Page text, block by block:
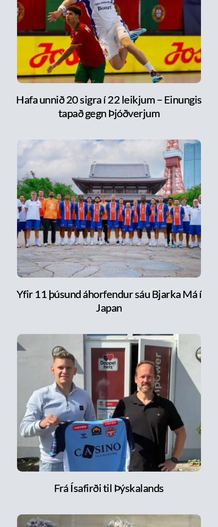
Hafa unnið 20 sigra í 22 leikjum – Einungis
tapað gegn Þjóðverjum
Yfir 11 þúsund áhorfendur sáu Bjarka Má í
Japan
Frá Ísafirði til Þýskalands